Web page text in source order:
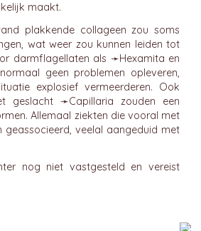
maakt.
plakkende collageen zou soms
wat weer zou kunnen leiden tot
darmflagellaten als ➛Hexamita en
geen problemen opleveren,
explosief vermeerderen. Ook
geslacht ➛Capillaria zouden een
Allemaal ziekten die vooral met
geassocieerd, veelal aangeduid met
nog niet vastgesteld en vereist